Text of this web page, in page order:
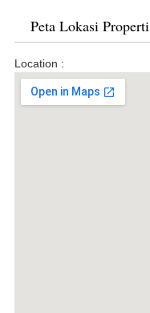
Peta Lokasi Properti
Location :